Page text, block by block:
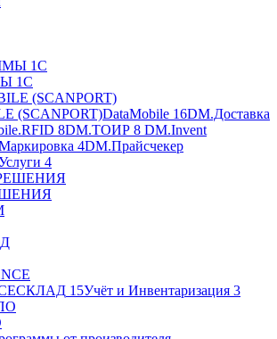
1С
(SCANPORT)DataMobile 16DM.Доставка
8DM.ТОИР 8 DM.Invent
4DM.Прайсчекер
4
СКЛАД 15Учёт и Инвентаризация 3